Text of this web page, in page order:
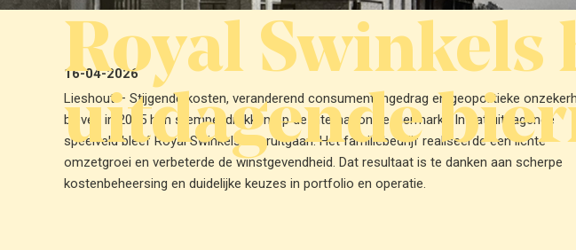
Royal
uitdagende
16-04-2026
Lieshout – Stijgende kosten, veranderend consumentengedrag en geopolitieke
bleven in 2025 hun stempel drukken op de internationale biermarkt. In dat uitdagende
speelveld bleef Royal Swinkels vooruitgaan. Het familiebedrijf realiseerde een lichte
omzetgroei en verbeterde de winstgevendheid. Dat resultaat is te danken aan scherpe
kostenbeheersing en duidelijke keuzes in portfolio en operatie.